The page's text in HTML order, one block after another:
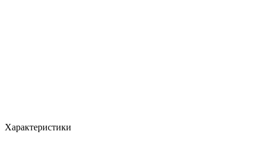
Характеристики